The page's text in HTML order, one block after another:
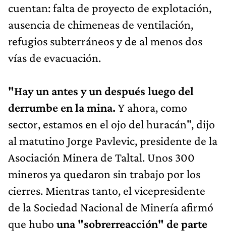
cuentan: falta de proyecto de explotación,
ausencia de chimeneas de ventilación,
refugios subterráneos y de al menos dos
vías de evacuación.
"Hay un antes y un después luego del
derrumbe en la mina. Y ahora, como
sector, estamos en el ojo del huracán", dijo
al matutino Jorge Pavlevic, presidente de la
Asociación Minera de Taltal. Unos 300
mineros ya quedaron sin trabajo por los
cierres. Mientras tanto, el vicepresidente
de la Sociedad Nacional de Minería afirmó
que hubo una "sobrerreacción" de parte